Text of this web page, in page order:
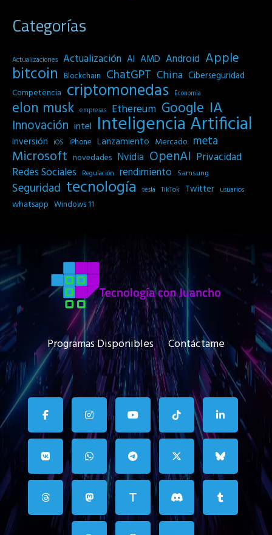
Categorías
Actualizaciones Actualización AI AMD Android Apple
bitcoin Blockchain ChatGPT China Ciberseguridad
Competencia criptomonedas Economia
elon musk empresas Ethereum Google IA
Innovación intel Inteligencia Artificial
Inversión iOS iPhone Lanzamiento Mercado meta
Microsoft novedades Nvidia OpenAI Privacidad
Redes Sociales
Regulación rendimiento Samsung
Seguridad tecnología tesla TikTok Twitter usuarios
whatsapp Windows 11
Programas Disponibles Contáctame